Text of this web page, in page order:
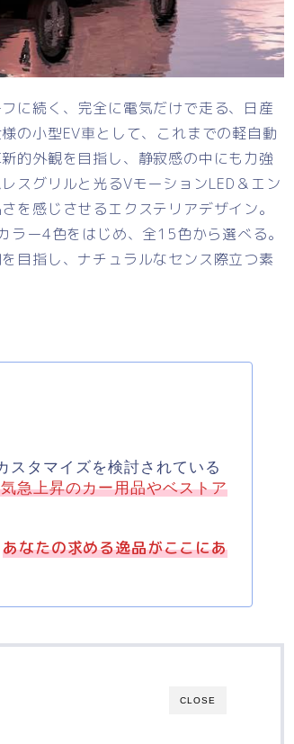
に続く、完全に電気だけで走る、日産
の小型EV車として、これまでの軽自動
的外観を目指し、静寂感の中にも力強
スグリルと光るVモーションLED＆エン
を感じさせるエクステリアデザイン。
ー4色をはじめ、全15色から選べる。
目指し、ナチュラルなセンス際立つ素
スタマイズを検討されている
急上昇のカー用品やベストア
あなたの求める逸品がここにあ
CLOSE